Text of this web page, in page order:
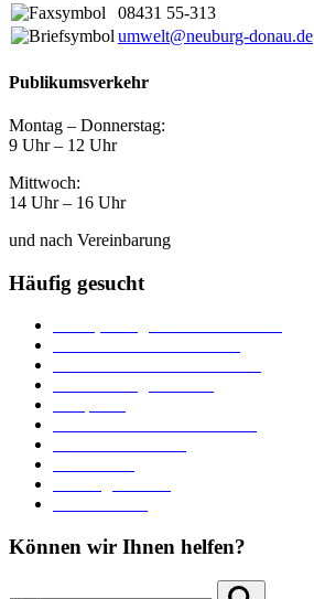
08431 55-313
umwelt@neuburg-donau.de
Publikumsverkehr
Montag – Donnerstag:
9 Uhr – 12 Uhr
Mittwoch:
14 Uhr – 16 Uhr
und nach Vereinbarung
Häufig gesucht
Können wir Ihnen helfen?